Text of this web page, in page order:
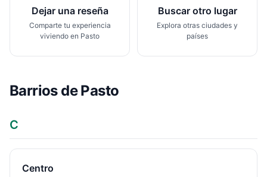
Dejar una reseña
Comparte tu experiencia
viviendo en Pasto
Buscar otro lugar
Explora otras ciudades y
países
Barrios dePasto
C
Centro